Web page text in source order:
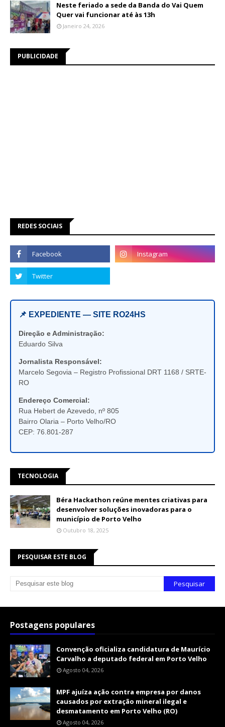
Neste feriado a sede da Banda do Vai Quem
Quer vai funcionar até às 13h
Janeiro 24, 2026
PUBLICIDADE
REDES SOCIAIS
📌 EXPEDIENTE — SITE RO24HS
Direção e Administração:
Eduardo Silva
Jornalista Responsável:
Marcelo Segovia – Registro Profissional DRT 1168 / SRTE-
RO
Endereço Comercial:
Rua Hebert de Azevedo, nº 805
Bairro Olaria – Porto Velho/RO
CEP: 76.801-287
TECNOLOGIA
Béra Hackathon reúne mentes criativas para
desenvolver soluções inovadoras para o
município de Porto Velho
Outubro 18, 2025
PESQUISAR ESTE BLOG
Postagens populares
Convenção oficializa candidatura de Maurício
Carvalho a deputado federal em Porto Velho
Agosto 04, 2026
MPF ajuíza ação contra empresa por danos
causados por extração mineral ilegal e
desmatamento em Porto Velho (RO)
Agosto 04, 2026